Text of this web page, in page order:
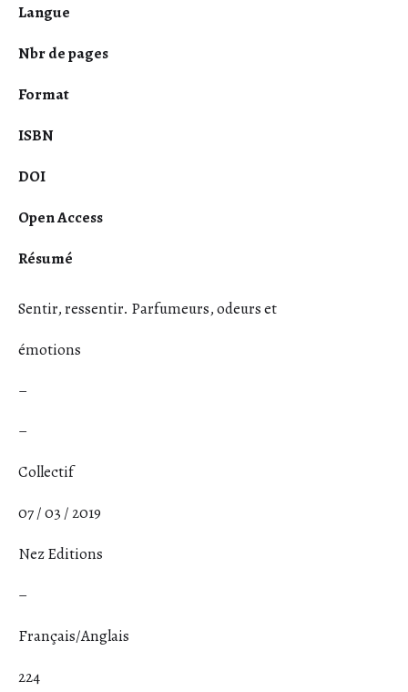
Langue
Nbr de pages
Format
ISBN
DOI
Open Access
Résumé
Sentir, ressentir. Parfumeurs, odeurs et
émotions
–
–
Collectif
07 / 03 / 2019
Nez Editions
–
Français/Anglais
224